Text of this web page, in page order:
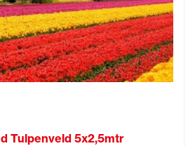
Tulpenveld 5x2,5mtr